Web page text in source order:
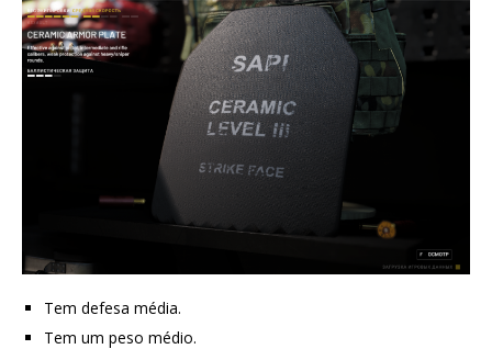
Tem defesa média.
Tem um peso médio.